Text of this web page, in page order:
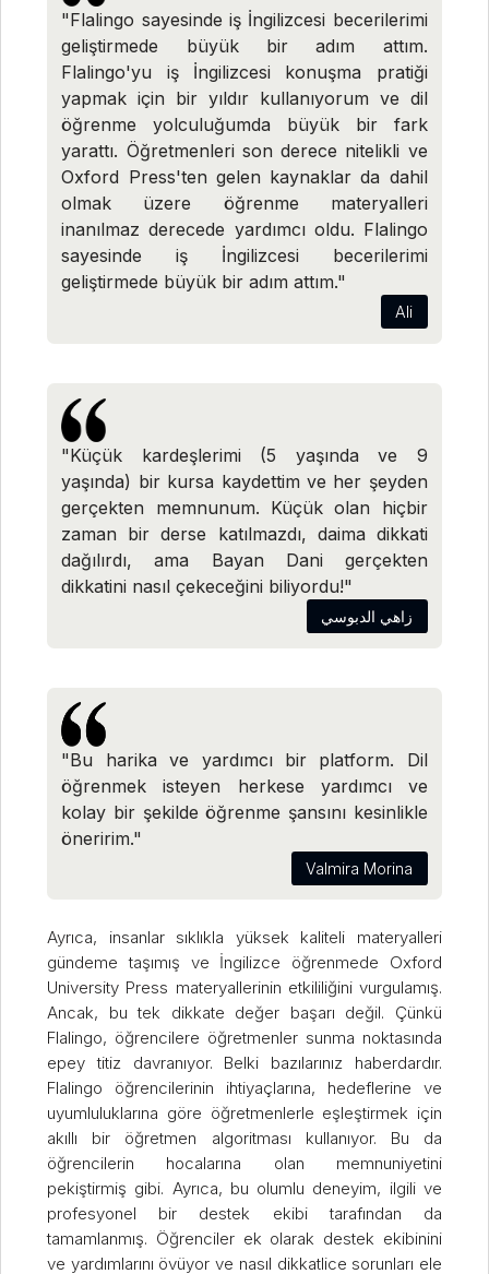
"Flalingo sayesinde iş İngilizcesi becerilerimi
geliştirmede büyük bir adım attım.
Flalingo'yu iş İngilizcesi konuşma pratiği
yapmak için bir yıldır kullanıyorum ve dil
öğrenme yolculuğumda büyük bir fark
yarattı. Öğretmenleri son derece nitelikli ve
Oxford Press'ten gelen kaynaklar da dahil
olmak üzere öğrenme materyalleri
inanılmaz derecede yardımcı oldu. Flalingo
sayesinde iş İngilizcesi becerilerimi
geliştirmede büyük bir adım attım."
Ali
"Küçük kardeşlerimi (5 yaşında ve 9
yaşında) bir kursa kaydettim ve her şeyden
gerçekten memnunum. Küçük olan hiçbir
zaman bir derse katılmazdı, daima dikkati
dağılırdı, ama Bayan Dani gerçekten
dikkatini nasıl çekeceğini biliyordu!"
زاهي الدبوسي
"Bu harika ve yardımcı bir platform. Dil
öğrenmek isteyen herkese yardımcı ve
kolay bir şekilde öğrenme şansını kesinlikle
öneririm."
Valmira Morina
Ayrıca, insanlar sıklıkla yüksek kaliteli materyalleri
gündeme taşımış ve İngilizce öğrenmede Oxford
University Press materyallerinin etkililiğini vurgulamış.
Ancak, bu tek dikkate değer başarı değil. Çünkü
Flalingo, öğrencilere öğretmenler sunma noktasında
epey titiz davranıyor. Belki bazılarınız haberdardır.
Flalingo öğrencilerinin ihtiyaçlarına, hedeflerine ve
uyumluluklarına göre öğretmenlerle eşleştirmek için
akıllı bir öğretmen algoritması kullanıyor. Bu da
öğrencilerin hocalarına olan memnuniyetini
pekiştirmiş gibi. Ayrıca, bu olumlu deneyim, ilgili ve
profesyonel bir destek ekibi tarafından da
tamamlanmış. Öğrenciler ek olarak destek ekibinini
ve yardımlarını övüyor ve nasıl dikkatlice sorunları ele